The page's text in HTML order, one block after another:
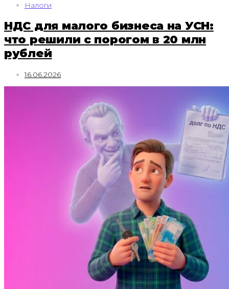
Налоги
НДС для малого бизнеса на УСН:
что решили с порогом в 20 млн
рублей
16.06.2026